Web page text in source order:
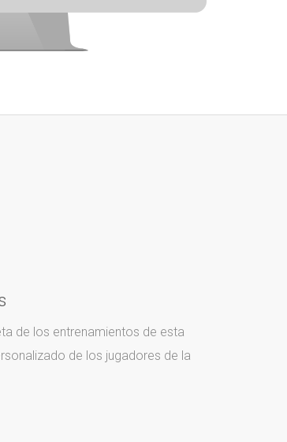
de los entrenamientos de esta
de los jugadores de la